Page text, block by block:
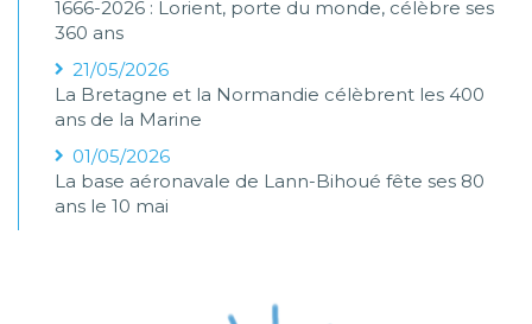
1666-2026 : Lorient, porte du monde, célèbre ses
360 ans
21/05/2026
La Bretagne et la Normandie célèbrent les 400
ans de la Marine
01/05/2026
La base aéronavale de Lann-Bihoué fête ses 80
ans le 10 mai